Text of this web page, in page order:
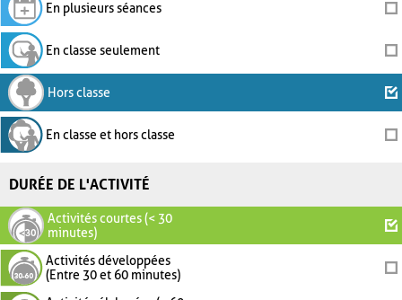
En plusieurs séances
En classe seulement
Hors classe
En classe et hors classe
DURÉE DE L'ACTIVITÉ
Activités courtes (< 30
minutes)
Activités développées
(Entre 30 et 60 minutes)